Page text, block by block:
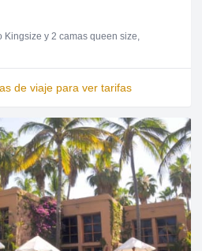
Kingsize y 2 camas queen size
de viaje para ver tarifas